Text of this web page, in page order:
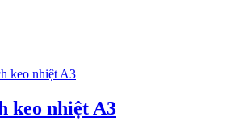
keo nhiệt A3